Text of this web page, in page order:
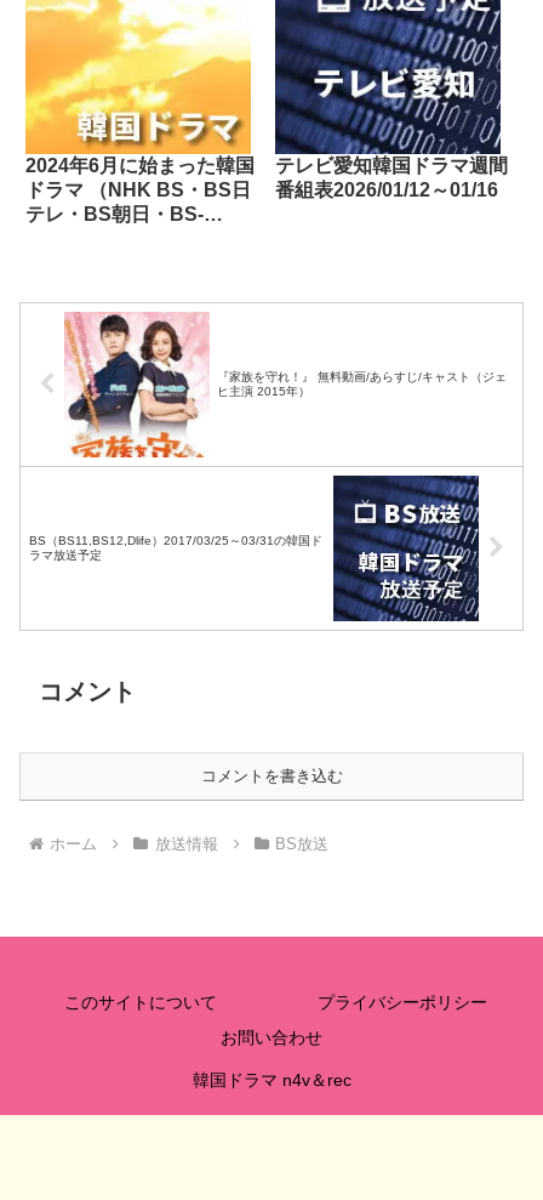
2024年6月に始まった韓国
ドラマ （NHK BS・BS日
テレ・BS朝日・BS-
玉・チバテレ・テレビ神奈
川・テレビ大阪・サンテレ
ビ・KBS京都・テレビ愛
知・テレビ北海道）
テレビ愛知韓国ドラマ週間
番組表2026/01/12～01/16
『家族を守れ！』 無料動画/あらすじ/キャスト（ジェ
ヒ主演 2015年）
BS（BS11,BS12,Dlife）2017/03/25～03/31の韓国ド
ラマ放送予定
コメント
コメントを書き込む
ホーム 放送情報 BS放送
このサイトについて
プライバシーポリシー
お問い合わせ
韓国ドラマ n4v＆rec